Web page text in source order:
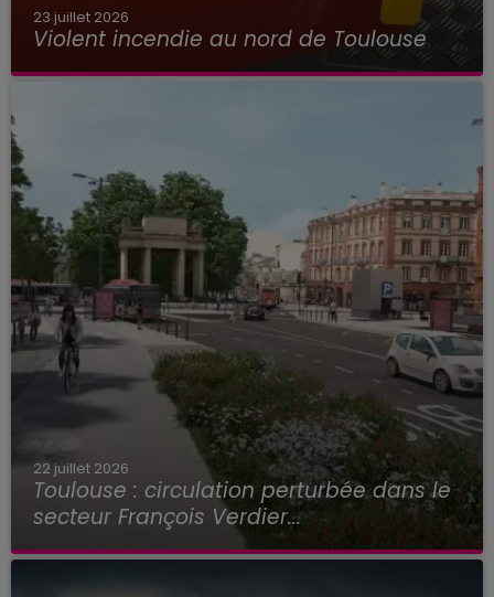
23 juillet 2026
Violent incendie au nord de Toulouse
22 juillet 2026
Toulouse : circulation perturbée dans le
secteur François Verdier...